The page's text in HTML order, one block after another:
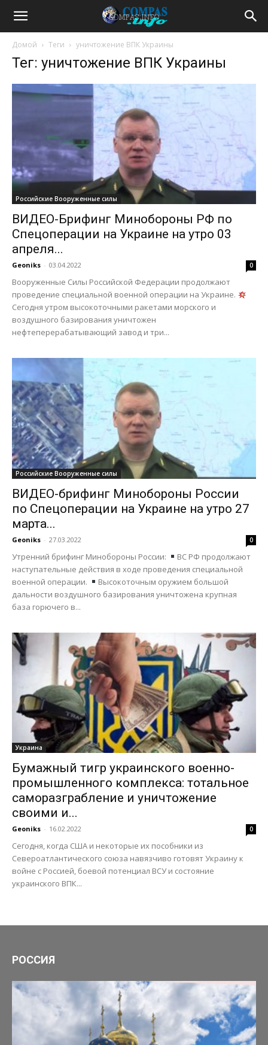
Домой Теги уничтожение ВПК Украины
Тег: уничтожение ВПК Украины
Российские Вооруженные силы
ВИДЕО-Брифинг Минобороны РФ по
Спецоперации на Украине на утро 03
апреля...
Geoniks - 03.04.2022 0
Вооруженные Силы Российской Федерации продолжают
проведение специальной военной операции на Украине.
Сегодня утром высокоточными ракетами морского и
воздушного базирования уничтожен
нефтеперерабатывающий завод и три...
Российские Вооруженные силы
ВИДЕО-брифинг Минобороны России
по Спецоперации на Украине на утро 27
марта...
Geoniks - 27.03.2022 0
Утренний брифинг Минобороны России:
ВС РФ продолжают
наступательные действия в ходе проведения специальной
военной операции.
Высокоточным оружием большой
дальности воздушного базирования уничтожена крупная
база горючего в...
Украина
Бумажный тигр украинского военно-
промышленного комплекса: тотальное
саморазграбление и уничтожение
своими и...
Geoniks - 16.02.2022 0
Сегодня, когда США и некоторые их пособники из
Североатлантического союза навязчиво готовят Украину к
войне с Россией, боевой потенциал ВСУ и состояние
украинского ВПК...
РОССИЯ